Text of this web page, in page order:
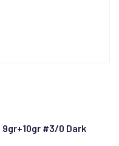
9gr+10gr #3/0 Dark